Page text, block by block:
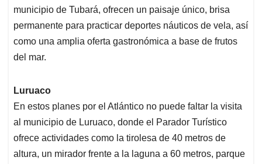
municipio de Tubará, ofrecen un paisaje único, brisa
permanente para practicar deportes náuticos de vela, así
como una amplia oferta gastronómica a base de frutos
del mar.
Luruaco
En estos planes por el Atlántico no puede faltar la visita
al municipio de Luruaco, donde el Parador Turístico
ofrece actividades como la tirolesa de 40 metros de
altura, un mirador frente a la laguna a 60 metros, parque